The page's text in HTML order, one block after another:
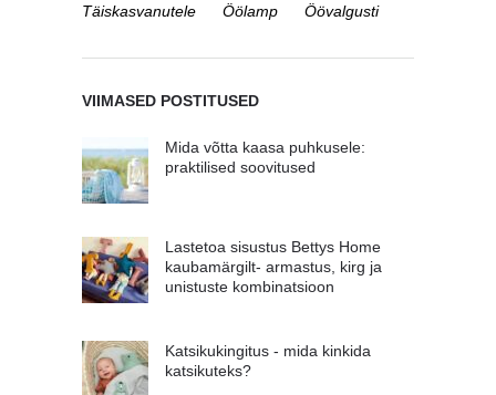
Täiskasvanutele
Öölamp Öövalgusti
VIIMASED POSTITUSED
Mida võtta kaasa puhkusele:
praktilised soovitused
Lastetoa sisustus Bettys Home
kaubamärgilt- armastus, kirg ja
unistuste kombinatsioon
Katsikukingitus - mida kinkida
katsikuteks?